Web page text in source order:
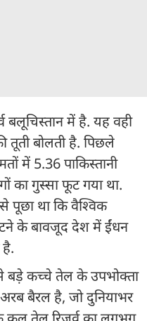
बलूचिस्तान में है. यह वही
तूती बोलती है. पिछले
में 5.36 पाकिस्तानी
का गुस्सा फूट गया था.
से पूछा था कि वैश्विक
के बावजूद देश में ईंधन
बड़े कच्चे तेल के उपभोक्ता
बैरल है, जो दुनियाभर